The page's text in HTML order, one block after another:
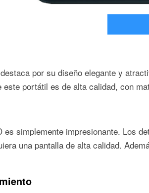
por su diseño elegante y
portátil es de alta calidad, con
es simplemente impresionante. Los
una pantalla de alta calidad.